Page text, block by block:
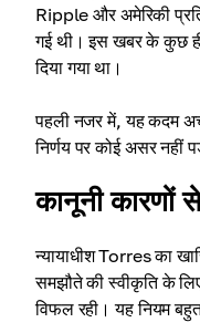
Ripple और अमेरिकी
गई थी। इस खबर के कुछ
दिया गया था।
पहली नजर में, यह कदम
निर्णय पर कोई असर नहीं
कानूनी कारणों
न्यायाधीश Torres का
समझौते की स्वीकृति के
विफल रही। यह नियम